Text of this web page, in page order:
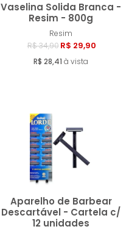
Vaselina Solida Branca -
Resim - 800g
Resim
R$ 34,90 R$ 29,90
R$ 28,41 à vista
Aparelho de Barbear
Descartável - Cartela c/
12 unidades